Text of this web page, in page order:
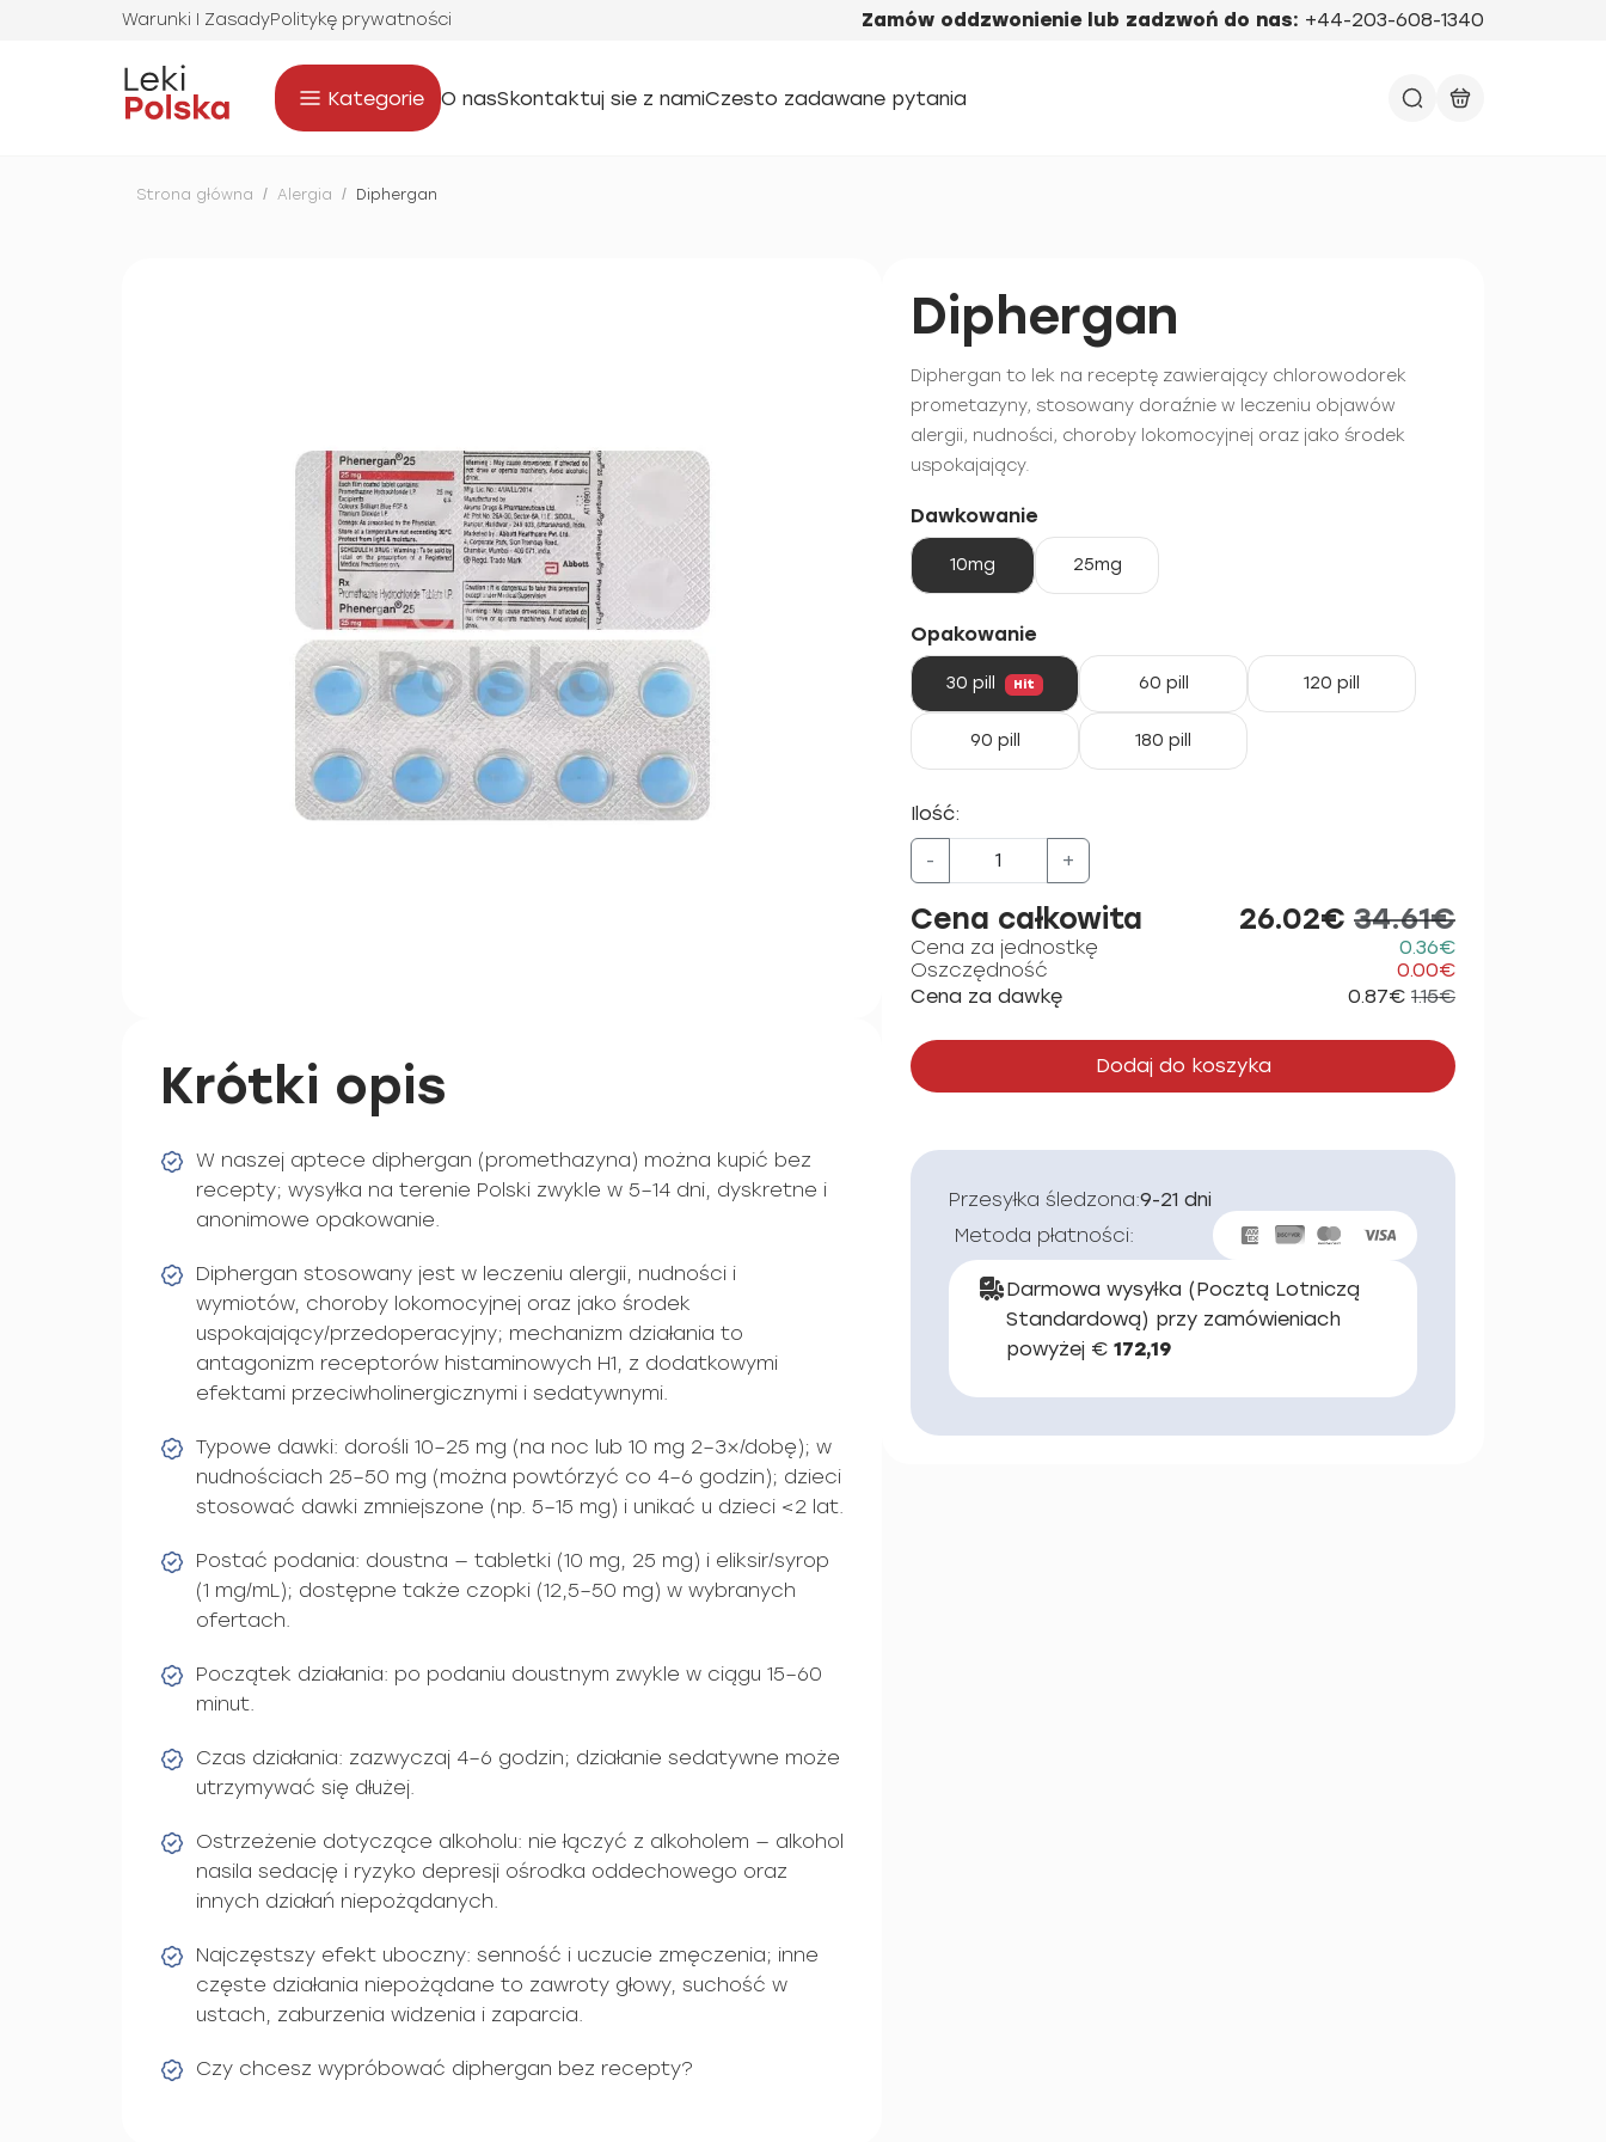
Warunki I ZasadyPolitykę prywatności Zamów oddzwonienie lub zadzwoń do nas: +44-203-608-1340
Kategorie O nasSkontaktuj sie z namiCzesto zadawane pytania
Strona główna / Alergia / Diphergan
Krótki opis
W naszej aptece diphergan (promethazyna) można kupić bez
recepty; wysyłka na terenie Polski zwykle w 5–14 dni, dyskretne i
anonimowe opakowanie.
Diphergan stosowany jest w leczeniu alergii, nudności i
wymiotów, choroby lokomocyjnej oraz jako środek
uspokajający/przedoperacyjny; mechanizm działania to
antagonizm receptorów histaminowych H1, z dodatkowymi
efektami przeciwholinergicznymi i sedatywnymi.
Typowe dawki: dorośli 10–25 mg (na noc lub 10 mg 2–3×/dobę); w
nudnościach 25–50 mg (można powtórzyć co 4–6 godzin); dzieci
stosować dawki zmniejszone (np. 5–15 mg) i unikać u dzieci <2 lat.
Postać podania: doustna — tabletki (10 mg, 25 mg) i eliksir/syrop
(1 mg/mL); dostępne także czopki (12,5–50 mg) w wybranych
ofertach.
Początek działania: po podaniu doustnym zwykle w ciągu 15–60
minut.
Czas działania: zazwyczaj 4–6 godzin; działanie sedatywne może
utrzymywać się dłużej.
Ostrzeżenie dotyczące alkoholu: nie łączyć z alkoholem — alkohol
nasila sedację i ryzyko depresji ośrodka oddechowego oraz
innych działań niepożądanych.
Najczęstszy efekt uboczny: senność i uczucie zmęczenia; inne
częste działania niepożądane to zawroty głowy, suchość w
ustach, zaburzenia widzenia i zaparcia.
Czy chcesz wypróbować diphergan bez recepty?
Diphergan
Diphergan to lek na receptę zawierający chlorowodorek
prometazyny, stosowany doraźnie w leczeniu objawów
alergii, nudności, choroby lokomocyjnej oraz jako środek
uspokajający.
Dawkowanie
10mg 25mg
Opakowanie
30 pill Hit 60 pill 120 pill
90 pill 180 pill
Ilość:
- +
Cena całkowita 26.02€ 34.61€
Cena za jednostkę
0.36€
Oszczędność
0.00€
Cena za dawkę
0.87€ 1.15€
Dodaj do koszyka
Przesyłka śledzona:9-21 dni
Metoda płatności:
Darmowa wysyłka (Pocztą Lotniczą
Standardową) przy zamówieniach
powyżej € 172,19